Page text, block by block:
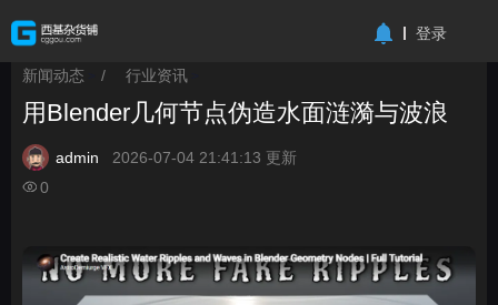
登录
新闻动态 / 行业资讯
用Blender几何节点伪造水面涟漪与波浪
admin
2026-07-04 21:41:13 更新
0